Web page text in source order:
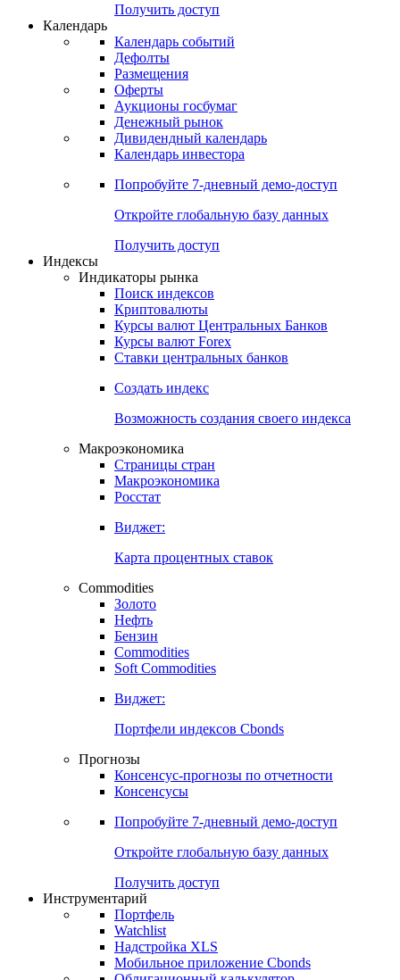
Получить доступ
Календарь
Календарь событий
Дефолты
Размещения
Оферты
Аукционы госбумаг
Денежный рынок
Дивидендный календарь
Календарь инвестора
Попробуйте 7-дневный демо-доступ
Откройте глобальную базу данных
Получить доступ
Индексы
Индикаторы рынка
Поиск индексов
Криптовалюты
Курсы валют Центральных Банков
Курсы валют Forex
Ставки центральных банков
Создать индекс
Возможность создания своего индекса
Макроэкономика
Страницы стран
Макроэкономика
Росстат
Виджет:
Карта процентных ставок
Commodities
Золото
Нефть
Бензин
Commodities
Soft Commodities
Виджет:
Портфели индексов Cbonds
Прогнозы
Консенсус-прогнозы по отчетности
Консенсусы
Попробуйте 7-дневный демо-доступ
Откройте глобальную базу данных
Получить доступ
Инструментарий
Портфель
Watchlist
Надстройка XLS
Мобильное приложение Cbonds